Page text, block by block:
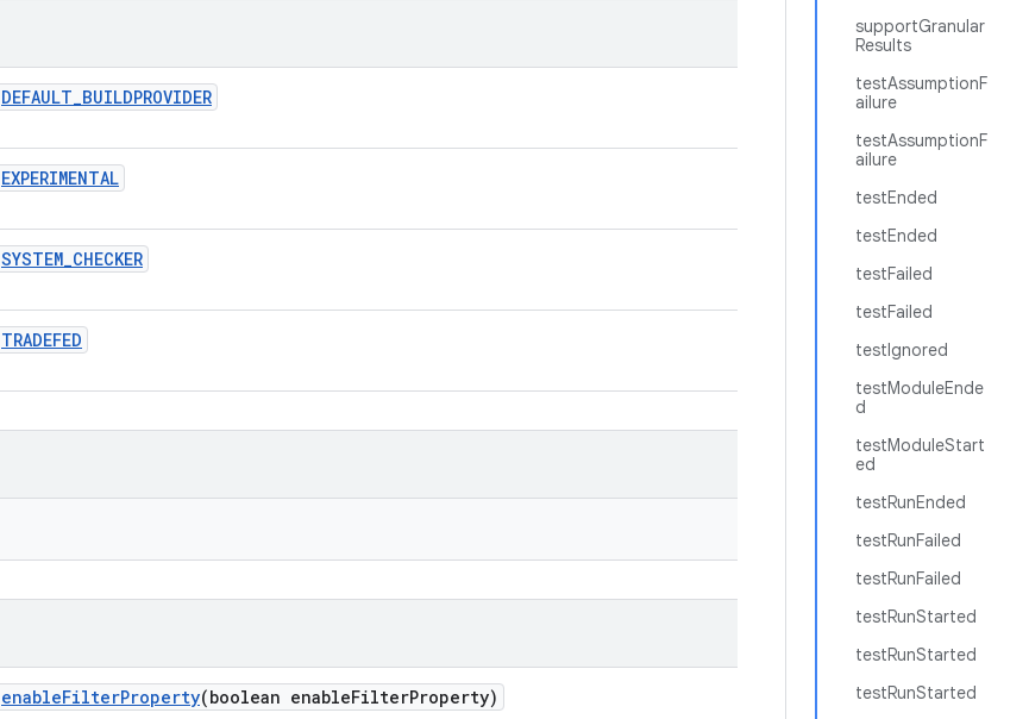
supportGranular
Results
testAssumptionF
ailure
testAssumptionF
ailure
testEnded
testEnded
testFailed
testFailed
testIgnored
testModuleEnde
d
testModuleStart
ed
testRunEnded
testRunFailed
testRunFailed
testRunStarted
testRunStarted
testRunStarted
DEFAULT_BUILDPROVIDER
EXPERIMENTAL
SYSTEM_CHECKER
TRADEFED
enableFilterProperty(boolean enableFilterProperty)